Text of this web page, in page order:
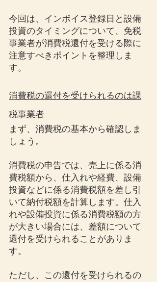
今回は、インボイス登録日と設備
投資のタイミングについて、免税
事業者が消費税還付を受ける際に
注意すべきポイントを整理しま
す。
消費税の還付を受けられるのは課
税事業者
まず、消費税の基本から確認しま
しょう。
消費税の申告では、売上に係る消
費税額から、仕入れや経費、設備
投資などに係る消費税額を差し引
いて納付税額を計算します。仕入
れや設備投資に係る消費税額の方
が大きい場合には、差額について
還付を受けられることがありま
す。
ただし、この還付を受けられるの